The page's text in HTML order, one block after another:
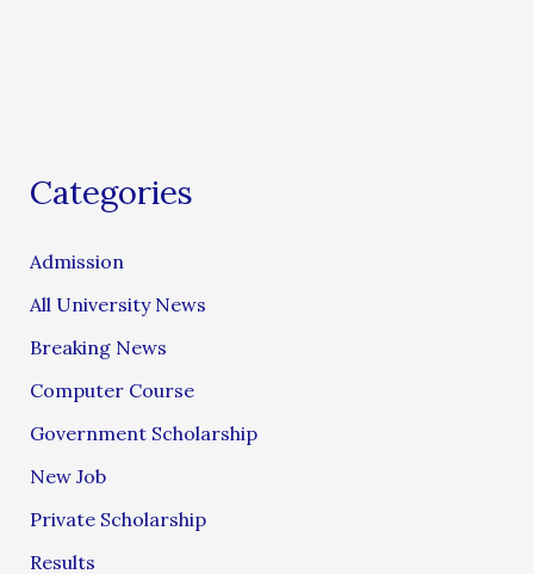
Categories
Admission
All University News
Breaking News
Computer Course
Government Scholarship
New Job
Private Scholarship
Results